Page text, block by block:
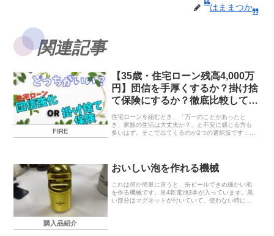
はままつか
関連記事
FIRE
【35歳・住宅ローン残高4,000万
円】団信を手厚くするか？掛け捨
て保険にするか？徹底比較してみ
た
住宅ローンを組むとき、「万一のことがあったと
き、家族の生活は大丈夫か？」と不安に感じる方も
多いはず。そこで出てくるのが2つの選択肢です：団
購入品紹介
おいしい泡を作れる機械
これは何か簡単に言うと、缶ビールできめ細かい泡
を作る機械です。単4乾電池3本が入っています。黒
い部分はマグネットが付いていて、使わない時に冷